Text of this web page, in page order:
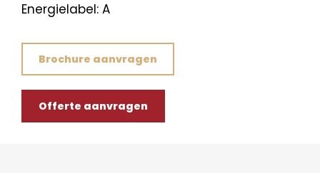
Energielabel: A
Brochure aanvragen
Offerte aanvragen